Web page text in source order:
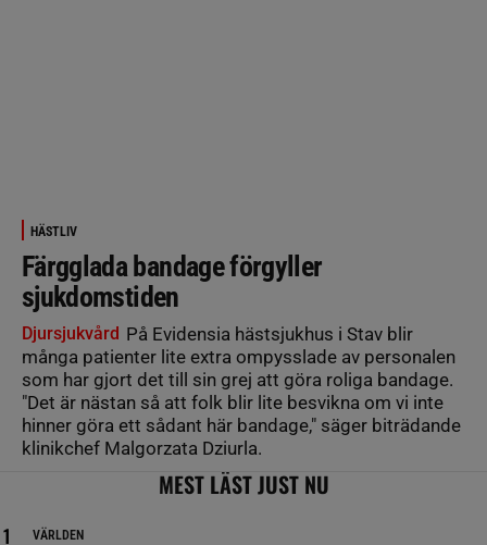
HÄSTLIV
Färgglada bandage förgyller
sjukdomstiden
Djursjukvård På Evidensia hästsjukhus i Stav blir
många patienter lite extra ompysslade av personalen
som har gjort det till sin grej att göra roliga bandage.
"Det är nästan så att folk blir lite besvikna om vi inte
hinner göra ett sådant här bandage," säger biträdande
klinikchef Malgorzata Dziurla.
MEST LÄST JUST NU
VÄRLDEN